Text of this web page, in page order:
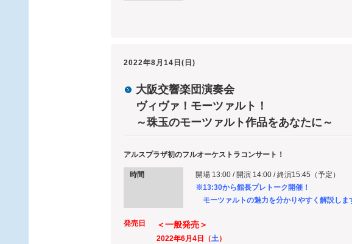
2022年8月14日(日)
大阪交響楽団演奏会
ヴィヴァ！モーツァルト！
～珠玉のモーツァルト作品をあなたに～
アルスプラザ初のフルオーケストラコンサート！
時間
開場 13:00 / 開演 14:00 / 終演15:45（予定）
※13:30から館長プレトーク開催！
モーツァルトの魅力を分かりやすく解説しま
発売日 ＜一般発売＞
2022年6月4日（土）